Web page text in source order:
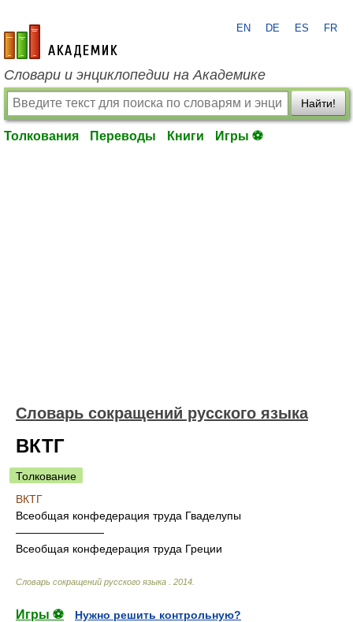
academic.ru
EN DE ES FR
Словари и энциклопедии на Академике
Найти!
Толкования Переводы Книги Игры ⚽
Словарь сокращений русского языка
ВКТГ
Толкование
ВКТГ
Всеобщая конфедерация труда Гваделупы
————————
Всеобщая конфедерация труда Греции
Словарь сокращений русского языка 2014
Игры ⚽
Нужно решить контрольную?